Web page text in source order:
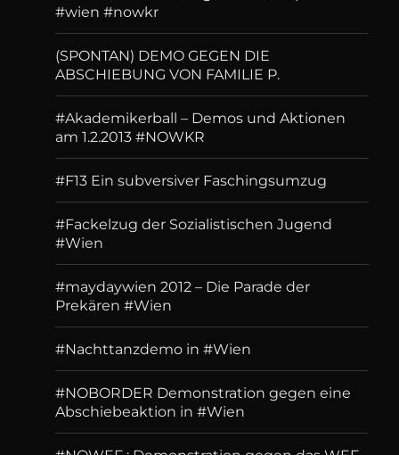
#wien #nowkr
(SPONTAN) DEMO GEGEN DIE
ABSCHIEBUNG VON FAMILIE P.
#Akademikerball – Demos und Aktionen
am 1.2.2013 #NOWKR
#F13 Ein subversiver Faschingsumzug
#Fackelzug der Sozialistischen Jugend
#Wien
#maydaywien 2012 – Die Parade der
Prekären #Wien
#Nachttanzdemo in #Wien
#NOBORDER Demonstration gegen eine
Abschiebeaktion in #Wien